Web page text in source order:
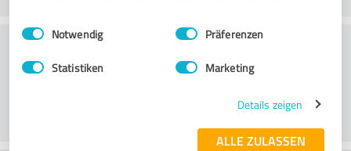
Impressum Datenschutzbestimmungen
Einwilligungsauswahl
Notwendig Präferenzen
Statistiken Marketing
Details zeigen
ALLE ZULASSEN
Kundenservice